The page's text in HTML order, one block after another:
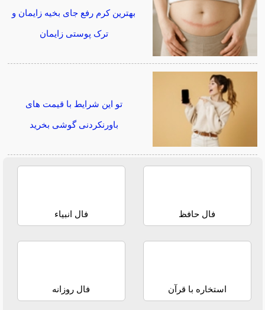
بهترین کرم رفع جای بخیه زایمان و
ترک پوستی زایمان
تو این شرایط با قیمت های
باورنکردنی گوشی بخرید
فال حافظ فال انبیاء
استخاره با قرآن فال روزانه